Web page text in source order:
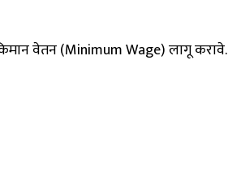
वेतन (Minimum Wage) लागू करावे.